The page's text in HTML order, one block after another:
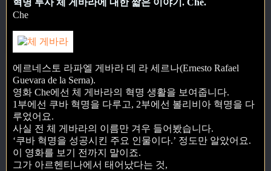
혁명 투사 체 게바라에 대한 짧은 이야기. Che.
Che
에르네스토 라파엘 게바라 데 라 세르나(Ernesto Rafael
Guevara de la Serna).
영화 Che에선 체 게바라의 혁명 생활을 보여줍니다.
1부에선 쿠바 혁명을 다루고, 2부에선 볼리비아 혁명을 다
루었어요.
사실 전 체 게바라의 이름만 겨우 들어봤습니다.
‘쿠바 혁명을 성공시킨 주요 인물이다.’ 정도만 알았어요.
이 영화를 보기 전까지 말이죠.
그가 아르헨티나에서 태어났다는 것,